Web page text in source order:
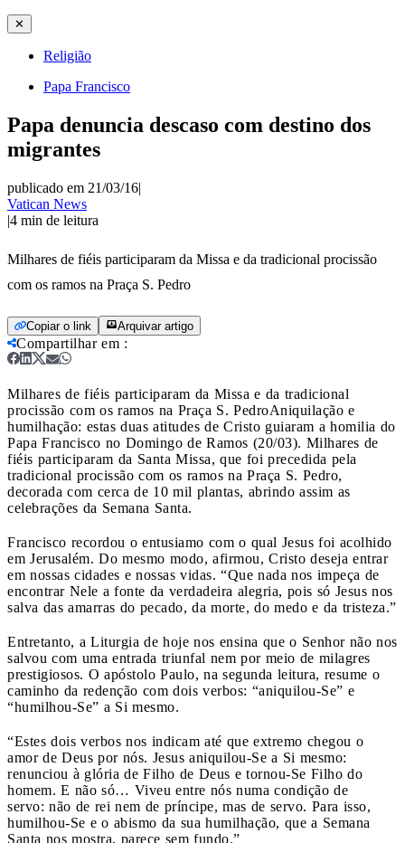
✕
Religião
Papa Francisco
Papa denuncia descaso com destino dos
migrantes
publicado em 21/03/16|
Vatican News
|4 min de leitura
Milhares de fiéis participaram da Missa e da tradicional procissão
com os ramos na Praça S. Pedro
Copiar o link Arquivar artigo
Compartilhar em :
Milhares de fiéis participaram da Missa e da tradicional
procissão com os ramos na Praça S. PedroAniquilação e
humilhação: estas duas atitudes de Cristo guiaram a homilia do
Papa Francisco no Domingo de Ramos (20/03). Milhares de
fiéis participaram da Santa Missa, que foi precedida pela
tradicional procissão com os ramos na Praça S. Pedro,
decorada com cerca de 10 mil plantas, abrindo assim as
celebrações da Semana Santa.
Francisco recordou o entusiamo com o qual Jesus foi acolhido
em Jerusalém. Do mesmo modo, afirmou, Cristo deseja entrar
em nossas cidades e nossas vidas. “Que nada nos impeça de
encontrar Nele a fonte da verdadeira alegria, pois só Jesus nos
salva das amarras do pecado, da morte, do medo e da tristeza.”
Entretanto, a Liturgia de hoje nos ensina que o Senhor não nos
salvou com uma entrada triunfal nem por meio de milagres
prestigiosos. O apóstolo Paulo, na segunda leitura, resume o
caminho da redenção com dois verbos: “aniquilou-Se” e
“humilhou-Se” a Si mesmo.
“Estes dois verbos nos indicam até que extremo chegou o
amor de Deus por nós. Jesus aniquilou-Se a Si mesmo:
renunciou à glória de Filho de Deus e tornou-Se Filho do
homem. E não só… Viveu entre nós numa condição de
servo: não de rei nem de príncipe, mas de servo. Para isso,
humilhou-Se e o abismo da sua humilhação, que a Semana
Santa nos mostra, parece sem fundo.”